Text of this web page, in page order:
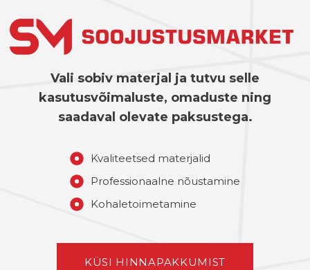
Vali sobiv materjal ja tutvu selle
kasutusvõimaluste, omaduste ning
saadaval olevate paksustega.
Kvaliteetsed materjalid
Professionaalne nõustamine
Kohaletoimetamine
KÜSI HINNAPAKKUMIST